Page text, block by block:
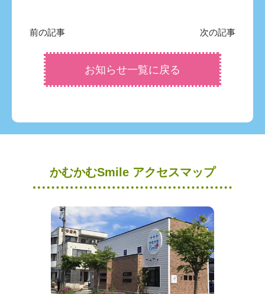
前の記事 次の記事
お知らせ一覧に戻る
かむかむSmile アクセスマップ